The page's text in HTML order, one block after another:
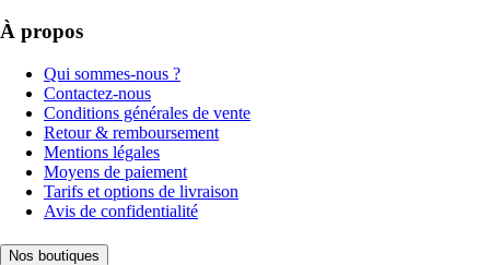
À propos
Qui sommes-nous ?
Contactez-nous
Conditions générales de vente
Retour & remboursement
Mentions légales
Moyens de paiement
Tarifs et options de livraison
Avis de confidentialité
Nos boutiques